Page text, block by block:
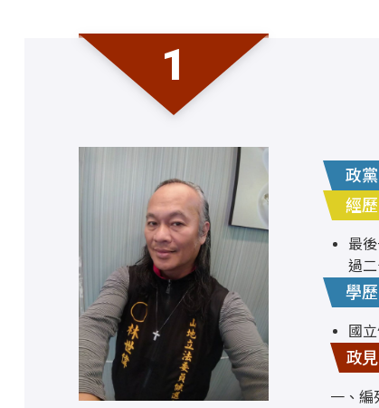
1
政黨
經歷
最
過
學歷
國
政見
一、編